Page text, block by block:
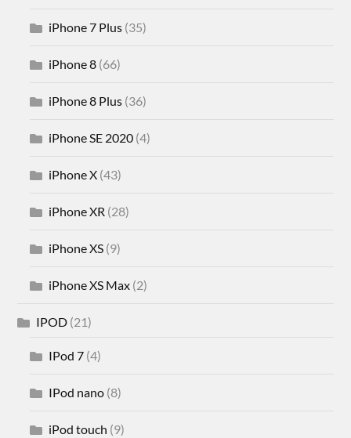
iPhone 7 Plus (35)
iPhone 8 (66)
iPhone 8 Plus (36)
iPhone SE 2020 (4)
iPhone X (43)
iPhone XR (28)
iPhone XS (9)
iPhone XS Max (2)
IPOD (21)
IPod 7 (4)
IPod nano (8)
iPod touch (9)